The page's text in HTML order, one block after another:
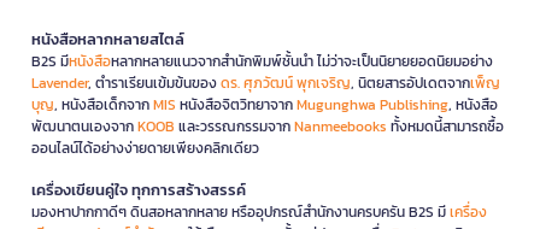
หนังสือหลากหลายสไตล์
B2S มีหนังสือหลากหลายแนวจากสำนักพิมพ์ชั้นนำ ไม่ว่าจะเป็นนิยายยอดนิยมอย่าง
Lavender, ตำราเรียนเข้มข้นของดร. ศุภวัฒน์ พุกเจริญ, นิตยสารอัปเดตจากเพ็ญ
บุญ, หนังสือเด็กจากMIS หนังสือจิตวิทยาจากMugunghwa Publishing, หนังสือ
พัฒนาตนเองจากKOOB และวรรณกรรมจากNanmeebooks ทั้งหมดนี้สามารถซื้อ
ออนไลน์ได้อย่างง่ายดายเพียงคลิกเดียว
เครื่องเขียนคู่ใจ ทุกการสร้างสรรค์
มองหาปากกาดีๆ ดินสอหลากหลาย หรืออุปกรณ์สำนักงานครบครัน B2S มีเครื่อง